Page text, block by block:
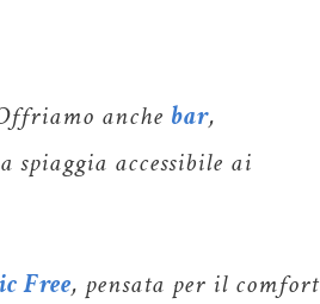
anche bar,
spiaggia accessibile ai
Free, pensata per il comfort